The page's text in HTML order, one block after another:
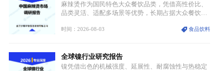
麻辣烫作为国民特色大众餐饮品类，凭借高性价比、
品类灵活、适配多场景等优势，长期占据大众餐饮重
型，叠加消费需求升级、线上流量变革、新零售业态
特点，在消费、创业、政策、技术多重驱动下，依旧
具备强劲的发展活力。
时间：2026-08-03 食品饮料
全球镍行业研究报告
镍凭借出色的机械强度、延展性、耐腐蚀性与热稳定